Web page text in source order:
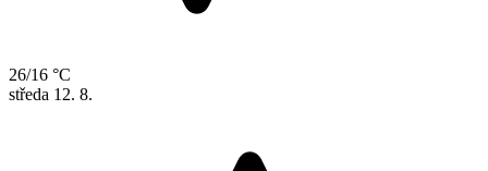
26/16 °C
středa 12. 8.